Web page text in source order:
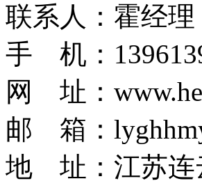
联系人：霍经理
手 机：
网 址：
邮 箱：
地 址：江苏连